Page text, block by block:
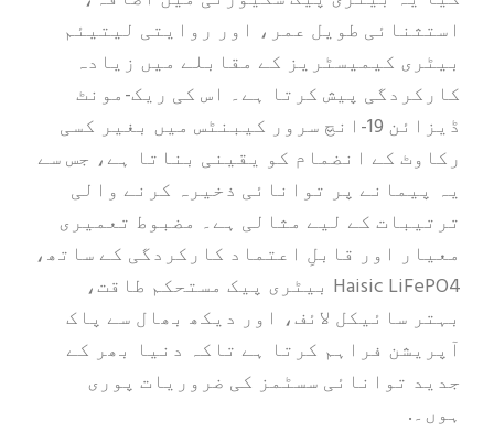
استثنائی طویل عمر، اور روایتی لیتیئم
بیٹری کیمیسٹریز کے مقابلے میں زیادہ
کارکردگی پیش کرتا ہے۔ اس کی ریک-مونٹ
ڈیزائن 19-انچ سرور کیبنٹس میں بغیر کسی
رکاوٹ کے انضمام کو یقینی بناتا ہے، جس سے
یہ پیمانے پر توانائی ذخیرہ کرنے والی
ترتیبات کے لیے مثالی ہے۔ مضبوط تعمیری
معیار اور قابلِ اعتماد کارکردگی کے ساتھ،
Haisic LiFePO4 بیٹری پیک مستحکم طاقت،
بہتر سائیکل لائف، اور دیکھ بھال سے پاک
آپریشن فراہم کرتا ہے تاکہ دنیا بھر کے
جدید توانائی سسٹمز کی ضروریات پوری
ہوں۔.